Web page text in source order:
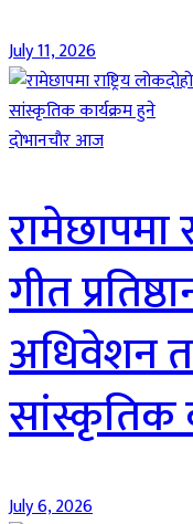
July 11, 2026
दाेभानचाैर आज
रामेछापमा
गीत
अधिवेशन
सांस्कृतिक
July 6, 2026